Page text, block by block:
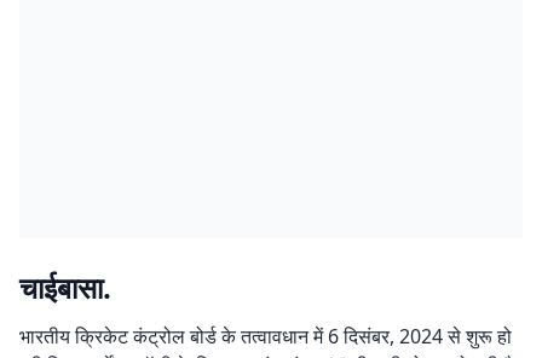
चाईबासा.
भारतीय क्रिकेट कंट्रोल बोर्ड के तत्वावधान में 6 दिसंबर, 2024 से शुरू हो